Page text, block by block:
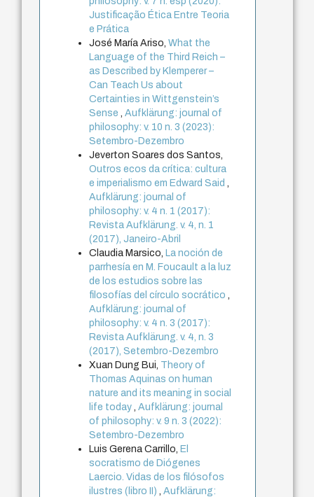
Justificação Ética Entre Teoria
e Prática
José María Ariso,What the
Language of the Third Reich –
as Described by Klemperer –
Can Teach Us about
Certainties in Wittgenstein’s
Sense
,Aufklärung: journal of
philosophy: v. 10 n. 3 (2023):
Setembro-Dezembro
Jeverton Soares dos Santos,
Outros ecos da crítica: cultura
e imperialismo em Edward Said
Aufklärung: journal of
philosophy: v. 4 n. 1 (2017):
Revista Aufklärung. v. 4, n. 1
(2017), Janeiro-Abril
Claudia Marsico,La noción de
parrhesía en M. Foucault a la luz
de los estudios sobre las
filosofías del círculo socrático
Aufklärung: journal of
philosophy: v. 4 n. 3 (2017):
Revista Aufklärung. v. 4, n. 3
(2017), Setembro-Dezembro
Xuan Dung Bui, Theory of
Thomas Aquinas on human
nature and its meaning in social
life today ,Aufklärung: journal
of philosophy: v. 9 n. 3 (2022):
Setembro-Dezembro
Luis Gerena Carrillo,El
socratismo de Diógenes
Laercio. Vidas de los filósofos
ilustres (libro II)
,Aufklärung: